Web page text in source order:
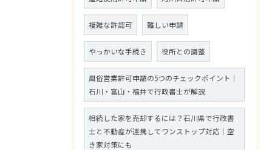
複雑な許認可 難しい申請
やっかいな手続き 役所との調整
風俗営業許可申請の5つのチェックポイント｜
石川・富山・福井で行政書士が解説
相続した家を売却するには？石川県で行政書
士と不動産が連携してワンストップ対応｜空
き家対策にも